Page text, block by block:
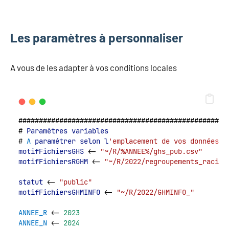
Les paramètres à personnaliser
A vous de les adapter à vos conditions locales
# Paramètres variables
# A paramétrer selon l'emplacement de vos données
motifFichiersGHS <-
"~/R/%ANNEE%/ghs_pub.csv"
motifFichiersRGHM <- "~/R/2022/
statut <-
"public"
motifFichiersGHMINFO <- "~/R/2022/GHMINFO_"
ANNEE_R <- 2023
ANNEE_N <- 2024